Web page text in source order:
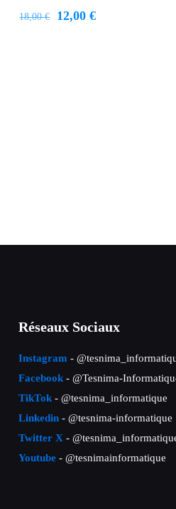
18,00€ 12,00€
Réseaux Sociaux
Instagram -
Facebook - @Tesnima-
TikTok - @tesnima_informatique
Linkedin - @tesnima-informatique
Twitter X -
Youtube - @tesnimainformatique